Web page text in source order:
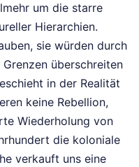
um die starre
Hierarchien.
sie würden durch
überschreiten
in der Realität
keine Rebellion,
Wiederholung von
die koloniale
verkauft uns eine